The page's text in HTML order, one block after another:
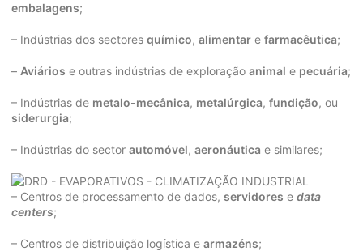
embalagens;
– Indústrias dos sectores químico, alimentar e farmacêutica;
– Aviários e outras indústrias de exploração animal e pecuária;
– Indústrias de metalo-mecânica, metalúrgica, fundição, ou
siderurgia;
– Indústrias do sector automóvel, aeronáutica e similares;
– Centros de processamento de dados, servidores e data
centers;
– Centros de distribuição logística e armazéns;